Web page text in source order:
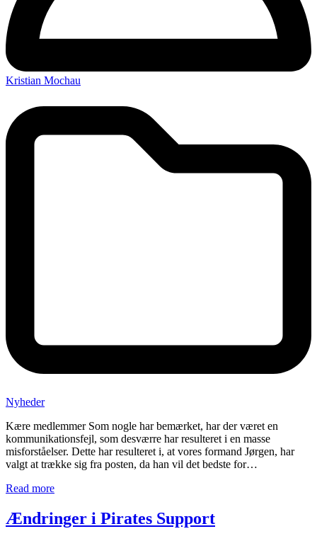
Kristian Mochau
Nyheder
Kære medlemmer Som nogle har bemærket, har der været en
kommunikationsfejl, som desværre har resulteret i en masse
misforståelser. Dette har resulteret i, at vores formand Jørgen, har
valgt at trække sig fra posten, da han vil det bedste for…
Read more
Ændringer i Pirates Support